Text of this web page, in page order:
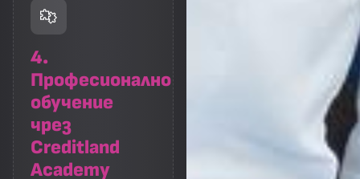
4.
Професионално
обучение
чрез
Creditland
Academy